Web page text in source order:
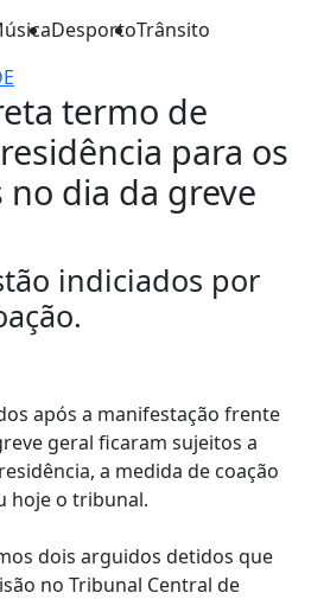
DesportoTrânsito
termo de
para os
dia da greve
indiciados por
após a manifestação frente
geral ficaram sujeitos a
a medida de coação
hoje o tribunal.
dois arguidos detidos que
no Tribunal Central de